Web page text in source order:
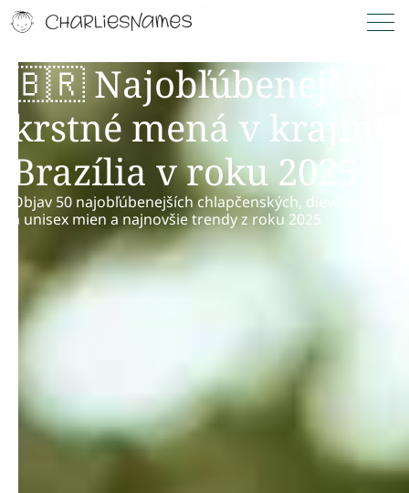
🇧🇷 Najobľúbenejšie
krstné mená v krajine
Brazília v roku 2025
Objav 50 najobľúbenejších chlapčenských, dievčenských
a unisex mien a najnovšie trendy z roku 2025